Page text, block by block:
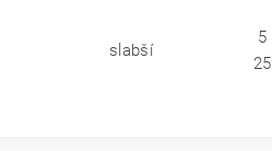
slabší
5